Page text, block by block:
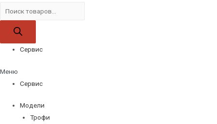
товаров
Сервис
Меню
Сервис
Модели
Трофи